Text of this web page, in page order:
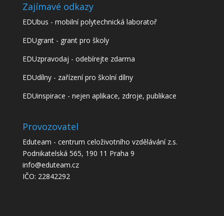
Zajímavé odkazy
EDUbus - mobilní polytechnická laboratoř
EDUgrant - grant pro školy
EDUzpravodaj - odebírejte zdarma
EDUdílny - zařízení pro školní dílny
EDUinspirace - nejen aplikace, zdroje, publikace
Provozovatel
Eduteam - centrum celoživotního vzdělávání z.s.
Podnikatelská 565, 190 11 Praha 9
info@eduteam.cz
IČO: 22842292